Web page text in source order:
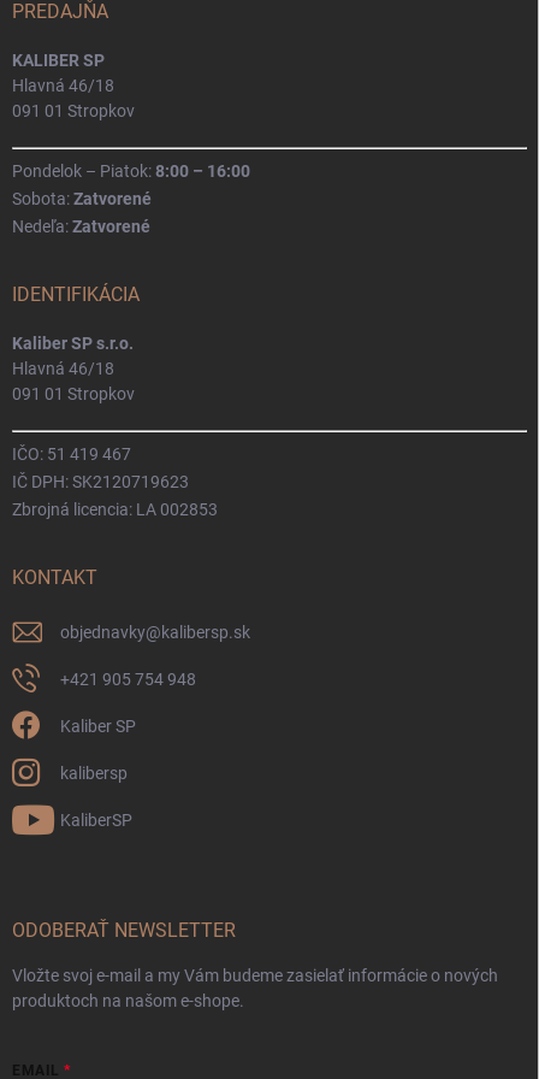
PREDAJŇA
KALIBER SP
Hlavná 46/18
091 01 Stropkov
Pondelok – Piatok:8:00 – 16:00
Sobota:Zatvorené
Nedeľa:Zatvorené
IDENTIFIKÁCIA
Kaliber SP s.r.o.
Hlavná 46/18
091 01 Stropkov
IČO: 51 419 467
IČ DPH: SK2120719623
Zbrojná licencia: LA 002853
KONTAKT
objednavky@kalibersp.sk
+421 905 754 948
Kaliber SP
kalibersp
KaliberSP
ODOBERAŤ NEWSLETTER
Vložte svoj e-mail a my Vám budeme zasielať informácie o nových
produktoch na našom e-shope.
EMAIL